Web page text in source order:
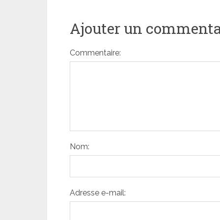
Ajouter un
Commentaire:
Nom:
Adresse e-mail: